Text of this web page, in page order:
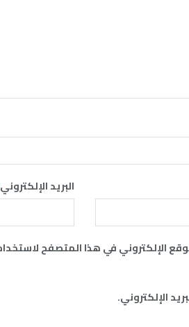
البريد الإلكتروني
الإلكتروني في هذا المتصفح
الإلكتروني.